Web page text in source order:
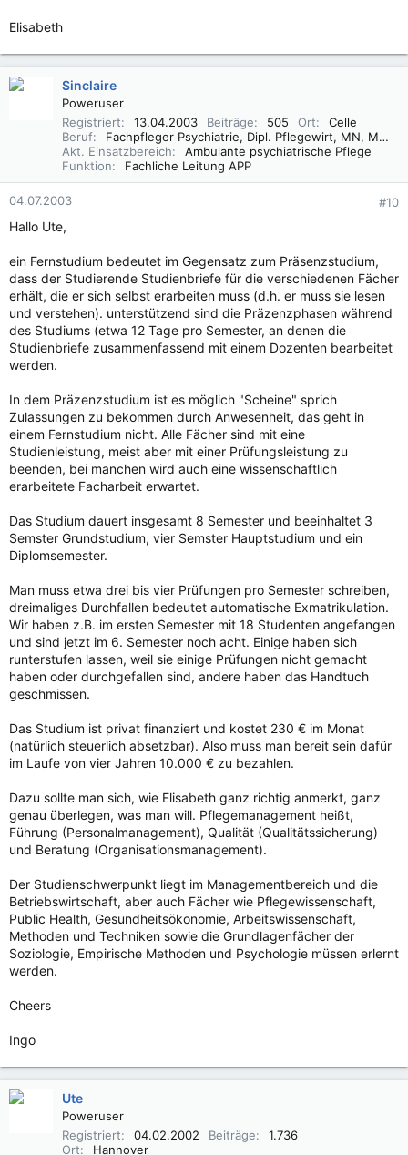
Elisabeth
Sinclaire
Poweruser
Registriert
13.04.2003 Beiträge 505 Ort
Celle
Beruf
Fachpfleger Psychiatrie, Dipl. Pflegewirt, MN, MSc
Akt. Einsatzbereich
Ambulante psychiatrische Pflege
Funktion
Fachliche Leitung APP
04.07.2003 #10
Hallo Ute,
ein Fernstudium bedeutet im Gegensatz zum Präsenzstudium,
dass der Studierende Studienbriefe für die verschiedenen Fächer
erhält, die er sich selbst erarbeiten muss (d.h. er muss sie lesen
und verstehen). unterstützend sind die Präzenzphasen während
des Studiums (etwa 12 Tage pro Semester, an denen die
Studienbriefe zusammenfassend mit einem Dozenten bearbeitet
werden.
In dem Präzenzstudium ist es möglich "Scheine" sprich
Zulassungen zu bekommen durch Anwesenheit, das geht in
einem Fernstudium nicht. Alle Fächer sind mit eine
Studienleistung, meist aber mit einer Prüfungsleistung zu
beenden, bei manchen wird auch eine wissenschaftlich
erarbeitete Facharbeit erwartet.
Das Studium dauert insgesamt 8 Semester und beeinhaltet 3
Semster Grundstudium, vier Semster Hauptstudium und ein
Diplomsemester.
Man muss etwa drei bis vier Prüfungen pro Semester schreiben,
dreimaliges Durchfallen bedeutet automatische Exmatrikulation.
Wir haben z.B. im ersten Semester mit 18 Studenten angefangen
und sind jetzt im 6. Semester noch acht. Einige haben sich
runterstufen lassen, weil sie einige Prüfungen nicht gemacht
haben oder durchgefallen sind, andere haben das Handtuch
geschmissen.
Das Studium ist privat finanziert und kostet 230 € im Monat
(natürlich steuerlich absetzbar). Also muss man bereit sein dafür
im Laufe von vier Jahren 10.000 € zu bezahlen.
Dazu sollte man sich, wie Elisabeth ganz richtig anmerkt, ganz
genau überlegen, was man will. Pflegemanagement heißt,
Führung (Personalmanagement), Qualität (Qualitätssicherung)
und Beratung (Organisationsmanagement).
Der Studienschwerpunkt liegt im Managementbereich und die
Betriebswirtschaft, aber auch Fächer wie Pflegewissenschaft,
Public Health, Gesundheitsökonomie, Arbeitswissenschaft,
Methoden und Techniken sowie die Grundlagenfächer der
Soziologie, Empirische Methoden und Psychologie müssen erlernt
werden.
Cheers
Ingo
Ute
Poweruser
Registriert
04.02.2002 Beiträge
1.736
Ort
Hannover